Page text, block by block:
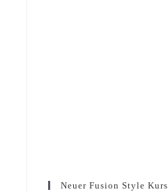
Neuer Fusion Style Kurs